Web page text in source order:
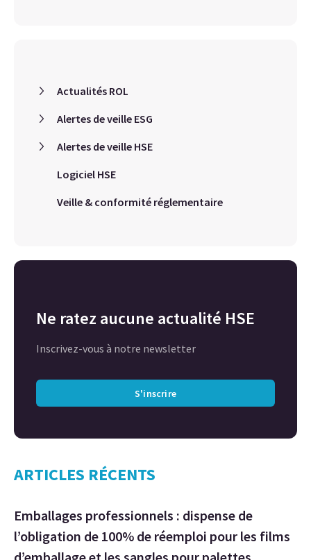
Actualités ROL
Alertes de veille ESG
Alertes de veille HSE
Logiciel HSE
Veille & conformité réglementaire
Ne ratez aucune actualité HSE
Inscrivez-vous à notre newsletter
S'inscrire
ARTICLES RÉCENTS
Emballages professionnels : dispense de
l’obligation de 100% de réemploi pour les films